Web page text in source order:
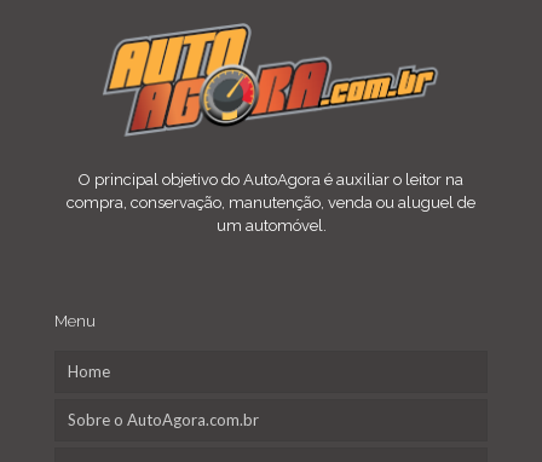
O principal objetivo do AutoAgora é auxiliar o leitor na
compra, conservação, manutenção, venda ou aluguel de
um automóvel.
Menu
Home
Sobre o AutoAgora.com.br